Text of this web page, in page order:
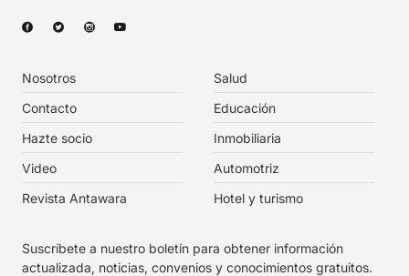
Nosotros
Contacto
Hazte socio
Video
Revista Antawara
Salud
Educación
Inmobiliaria
Automotriz
Hotel y turismo
Suscríbete a nuestro boletín para obtener información
actualizada, noticias, convenios y conocimientos gratuitos.